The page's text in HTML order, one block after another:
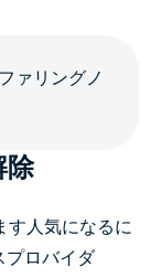
除
す人気になるに
プロバイダ